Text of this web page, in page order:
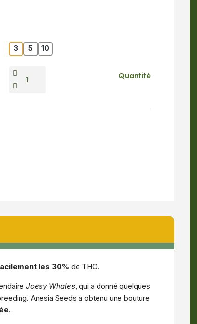
3 5 10
Quantité
les 30% de THC.
Joesy Whales, qui a donné quelques
Anesia Seeds a obtenu une bouture
.